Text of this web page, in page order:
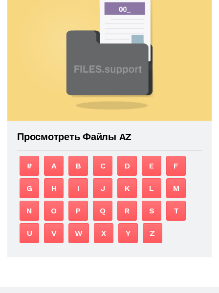
Просмотреть Файлы AZ
# A B C D E F
G H I J K L M
N O P Q R S T
U V W X Y Z